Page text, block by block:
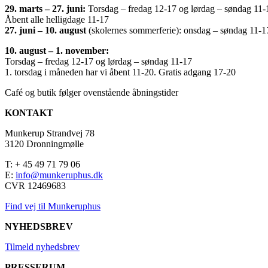
29. marts – 27. juni: Torsdag – fredag 12-17 og lørdag – søndag 11-
Åbent alle helligdage 11-17
27. juni – 10. august (skolernes sommerferie): onsdag – søndag 11-
10. august – 1. november:
Torsdag – fredag 12-17 og lørdag – søndag 11-17
1. torsdag i måneden har vi åbent 11-20. Gratis adgang 17-20
Café og butik følger ovenstående åbningstider
KONTAKT
Munkerup Strandvej 78
3120 Dronningmølle
T: + 45 49 71 79 06
E: info@munkeruphus.dk
CVR 12469683
Find vej til Munkeruphus
NYHEDSBREV
Tilmeld nyhedsbrev